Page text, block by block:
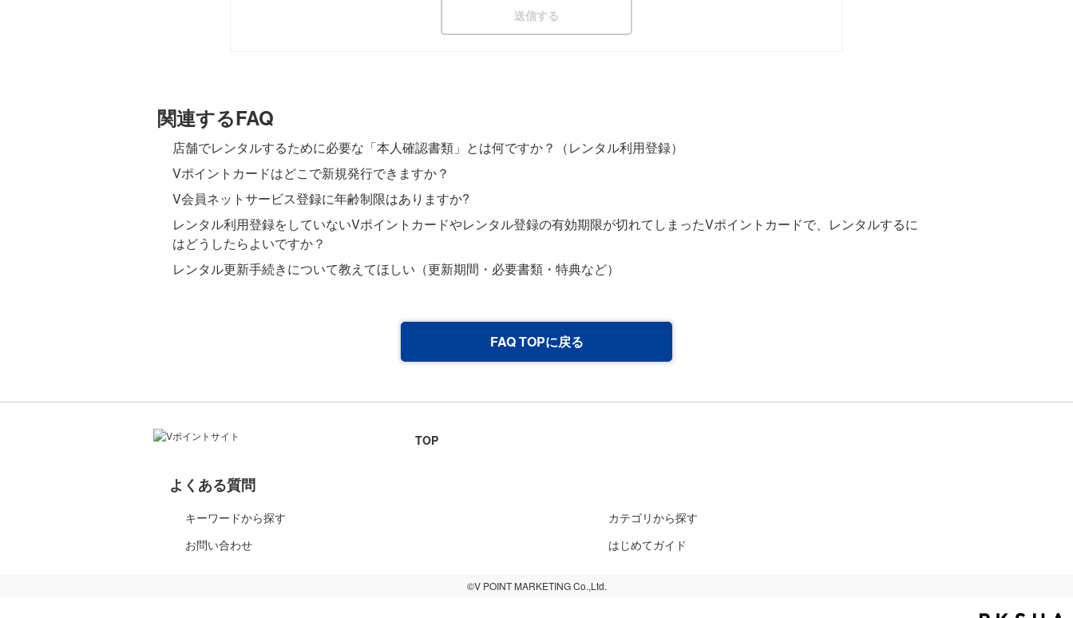
関連するFAQ
店舗でレンタルするために必要な「本人確認書類」とは何ですか？（レンタル利用登録）
Vポイントカードはどこで新規発行できますか？
V会員ネットサービス登録に年齢制限はありますか?
レンタル利用登録をしていないVポイントカードやレンタル登録の有効期限が切れてしまったVポイントカードで、レンタルするに
はどうしたらよいですか？
レンタル更新手続きについて教えてほしい（更新期間・必要書類・特典など）
FAQ TOPに戻る
TOP
よくある質問
キーワードから探す
カテゴリから探す
お問い合わせ
はじめてガイド
©V POINT MARKETING Co.,Ltd.